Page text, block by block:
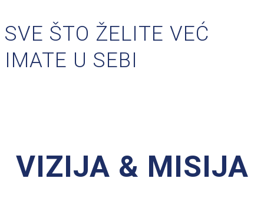
SVE ŠTO ŽELITE VEĆ
IMATE U SEBI
VIZIJA & MISIJA